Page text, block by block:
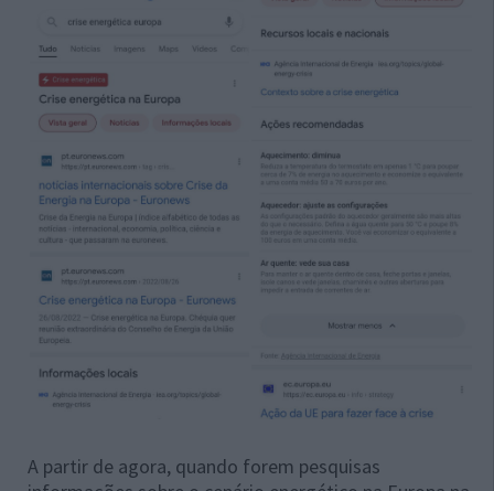
A partir de agora, quando forem pesquisas